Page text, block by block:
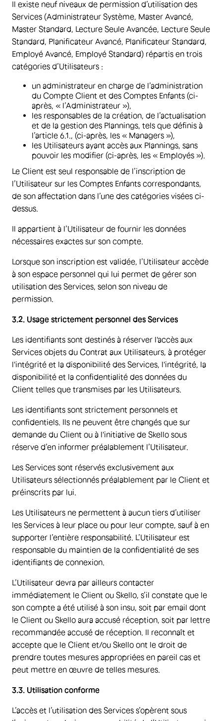
Il existe neuf niveaux de permission d’utilisation des
Services (Administrateur Système, Master Avancé,
Master Standard, Lecture Seule Avancée, Lecture Seule
Standard, Planificateur Avancé, Planificateur Standard,
Employé Avancé, Employé Standard) répartis en trois
catégories d’Utilisateurs :
un administrateur en charge de l’administration
du Compte Client et des Comptes Enfants (ci-
après, « l’Administrateur »),
les responsables de la création, de l’actualisation
et de la gestion des Plannings, tels que définis à
l’article 6.1., (ci-après, les « Managers »),
les Utilisateurs ayant accès aux Plannings, sans
pouvoir les modifier (ci-après, les « Employés »).
Le Client est seul responsable de l’inscription de
l’Utilisateur sur les Comptes Enfants correspondants,
de son affectation dans l’une des catégories visées ci-
dessus.
Il appartient à l’Utilisateur de fournir les données
nécessaires exactes sur son compte.
Lorsque son inscription est validée, l’Utilisateur accède
à son espace personnel qui lui permet de gérer son
utilisation des Services, selon son niveau de
permission.
3.2. Usage strictement personnel des Services
Les identifiants sont destinés à réserver l'accès aux
Services objets du Contrat aux Utilisateurs, à protéger
l'intégrité et la disponibilité des Services, l'intégrité, la
disponibilité et la confidentialité des données du
Client telles que transmises par les Utilisateurs.
Les identifiants sont strictement personnels et
confidentiels. Ils ne peuvent être changés que sur
demande du Client ou à l'initiative de Skello sous
réserve d’en informer préalablement l’Utilisateur.
Les Services sont réservés exclusivement aux
Utilisateurs sélectionnés préalablement par le Client et
préinscrits par lui.
Les Utilisateurs ne permettent à aucun tiers d’utiliser
les Services à leur place ou pour leur compte, sauf à en
supporter l’entière responsabilité. L’Utilisateur est
responsable du maintien de la confidentialité de ses
identifiants de connexion.
L’Utilisateur devra par ailleurs contacter
immédiatement le Client ou Skello, s’il constate que le
son compte a été utilisé à son insu, soit par email dont
le Client ou Skello aura accusé réception, soit par lettre
recommandée accusé de réception. Il reconnaît et
accepte que le Client et/ou Skello ont le droit de
prendre toutes mesures appropriées en pareil cas et
peut mettre en œuvre de telles mesures.
3.3. Utilisation conforme
L’accès et l’utilisation des Services s’opèrent sous